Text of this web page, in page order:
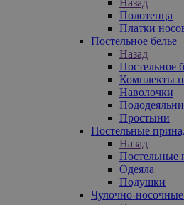
Полотенца
Платки
Постельное белье
Назад
Постельное
Комплекты
Наволочки
Простыни
Постельные
Назад
Постельные
Одеяла
Подушки
Чулочно-носочные